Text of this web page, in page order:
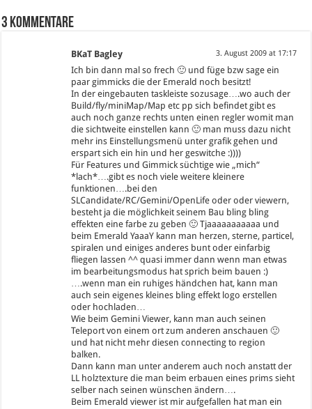
3 Kommentare
BKaT Bagley 3. August 2009 at 17:17
Ich bin dann mal so frech 🙂 und füge bzw sage ein
paar gimmicks die der Emerald noch besitzt!
In der eingebauten taskleiste sozusage….wo auch der
Build/fly/miniMap/Map etc pp sich befindet gibt es
auch noch ganze rechts unten einen regler womit man
die sichtweite einstellen kann 🙂 man muss dazu nicht
mehr ins Einstellungsmenü unter grafik gehen und
erspart sich ein hin und her geswitche :))))
Für Features und Gimmick süchtige wie „mich“
*lach*….gibt es noch viele weitere kleinere
funktionen….bei den
SLCandidate/RC/Gemini/OpenLife oder oder viewern,
besteht ja die möglichkeit seinem Bau bling bling
effekten eine farbe zu geben 🙂 Tjaaaaaaaaaaa und
beim Emerald YaaaY kann man herzen, sterne, particel,
spiralen und einiges anderes bunt oder einfarbig
fliegen lassen ^^ quasi immer dann wenn man etwas
im bearbeitungsmodus hat sprich beim bauen :)
….wenn man ein ruhiges händchen hat, kann man
auch sein eigenes kleines bling effekt logo erstellen
oder hochladen…
Wie beim Gemini Viewer, kann man auch seinen
Teleport von einem ort zum anderen anschauen 🙂
und hat nicht mehr diesen connecting to region
balken.
Dann kann man unter anderem auch noch anstatt der
LL holztexture die man beim erbauen eines prims sieht
selber nach seinen wünschen ändern….
Beim Emerald viewer ist mir aufgefallen hat man ein